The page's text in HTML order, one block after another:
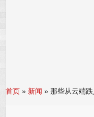
首页 » 新闻 »那些从云端